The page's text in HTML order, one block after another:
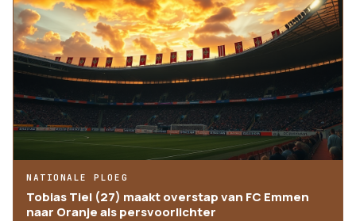
NATIONALE PLOEG
Tobias Tiel (27) maakt overstap van FC Emmen
naar Oranje als persvoorlichter